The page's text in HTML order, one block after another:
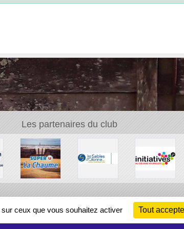
Les partenaires du club
ceux que vous souhaitez activer Tout